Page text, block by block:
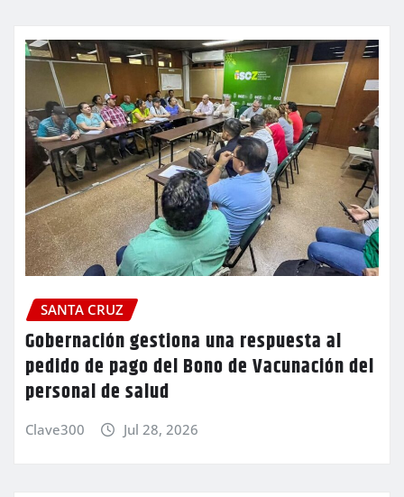
SANTA CRUZ
Gobernación gestiona una respuesta al
pedido de pago del Bono de Vacunación del
personal de salud
Clave300 Jul 28, 2026